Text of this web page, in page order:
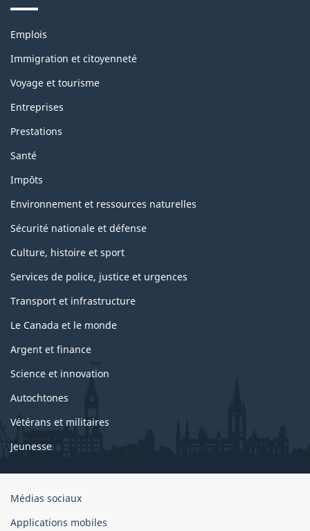
Thèmes
sujets
Emplois
Immigration et citoyenneté
Voyage et tourisme
Entreprises
Prestations
Santé
Impôts
Environnement et ressources naturelles
Sécurité nationale et défense
Culture, histoire et sport
Services de police, justice et urgences
Transport et infrastructure
Le Canada et le monde
Argent et finance
Science et innovation
Autochtones
Vétérans et militaires
Jeunesse
Organisation
gouvernement
Médias sociaux
Applications mobiles